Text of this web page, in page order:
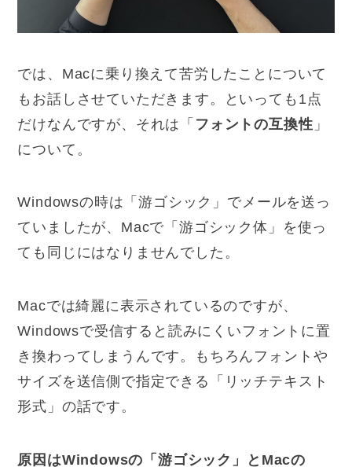
では、Macに乗り換えて苦労したことについて
もお話しさせていただきます。といっても1点
だけなんですが、それは「 フォントの互換性 」
について。
Windowsの時は「游ゴシック」でメールを送っ
ていましたが、Macで「游ゴシック体」を使っ
ても同じにはなりませんでした。
Macでは綺麗に表示されているのですが、
Windowsで受信すると読みにくいフォントに置
き換わってしまうんです。もちろんフォントや
サイズを送信側で指定できる「リッチテキスト
形式」の話です。
原因はWindowsの「游ゴシック」とMacの